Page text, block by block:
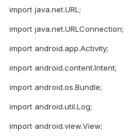
import java.net.URL;
import java.net.URLConnection;
import android.app.Activity;
import android.content.Intent;
import android.os.Bundle;
import android.util.Log;
import android.view.View;